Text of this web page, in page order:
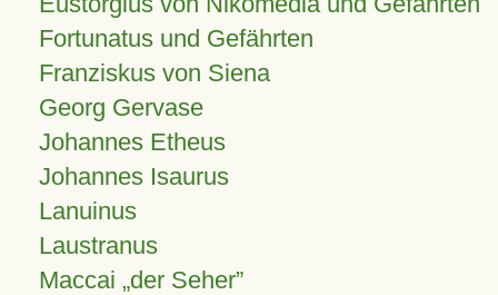
Fortunatus und Gefährten
Franziskus von Siena
Georg Gervase
Johannes Etheus
Johannes Isaurus
Lanuinus
Laustranus
Maccai „der Seher”